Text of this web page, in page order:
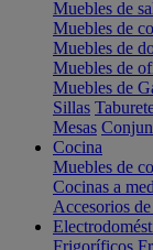
Muebles de
Muebles de
Muebles de
Muebles de
Muebles de
Sillas
Mesas
Cocina
Muebles de
Cocinas a
Accesorios
Frigoríficos